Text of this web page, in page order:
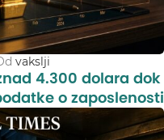
vakslji
4.300 dolara dok
o zaposlenosti